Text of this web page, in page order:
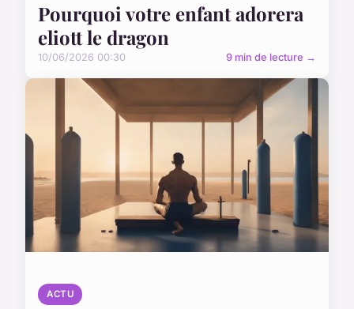
Pourquoi votre enfant adorera
eliott le dragon
10/06/2026 00:30 9 min de lecture →
ACTU